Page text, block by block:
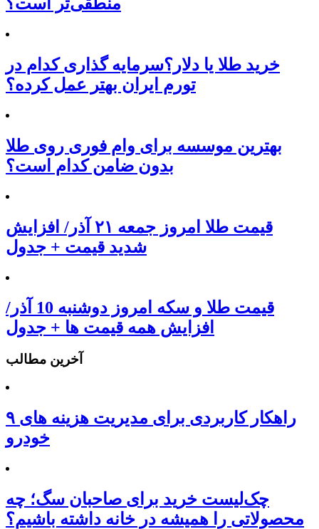
منطقی‌تر است؟
خرید طلا یا دلار؟سرمایه گذاری کدام در
تورم ایران بهتر عمل کرده؟
بهترین موسسه برای وام فوری روی طلا
بدون ضامن کدام است؟
قیمت طلا امروز جمعه ۲۱ آذر/ افزایش
شدید قیمت + جدول
قیمت طلا و سکه امروز دوشنبه 10 آذر/
افزایش همه قیمت ها + جدول
آخرین مطالب
۹ راهکار کاربردی برای مدیریت هزینه های
خودرو
چک‌لیست خرید برای صاحبان سگ؛ چه
محصولاتی را همیشه در خانه داشته باشیم؟